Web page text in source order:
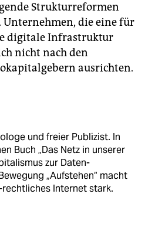
Strukturreformen
Unternehmen, die eine für
digitale Infrastruktur
nicht nach den
ausrichten.
und freier Publizist. In
Buch „Das Netz in unserer
zur Daten­
„Aufstehen“ macht
Internet stark.